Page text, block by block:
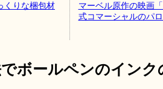
くりな梱包材
マーベル原作の映画
式コマーシャルのパ
ボールペンのインク